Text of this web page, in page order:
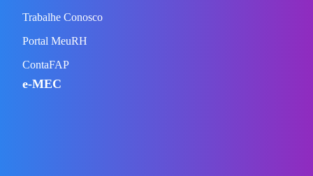
Trabalhe Conosco
Portal MeuRH
ContaFAP
e-MEC